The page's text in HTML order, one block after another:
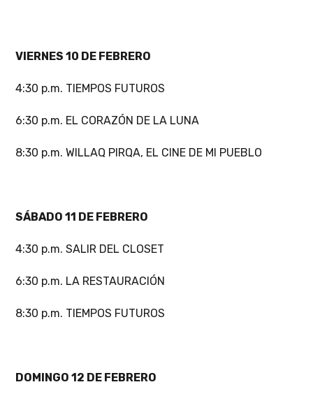
VIERNES 10 DE FEBRERO
4:30 p.m. TIEMPOS FUTUROS
6:30 p.m. EL CORAZÓN DE LA LUNA
8:30 p.m. WILLAQ PIRQA, EL CINE DE MI PUEBLO
SÁBADO 11 DE FEBRERO
4:30 p.m. SALIR DEL CLOSET
6:30 p.m. LA RESTAURACIÓN
8:30 p.m. TIEMPOS FUTUROS
DOMINGO 12 DE FEBRERO